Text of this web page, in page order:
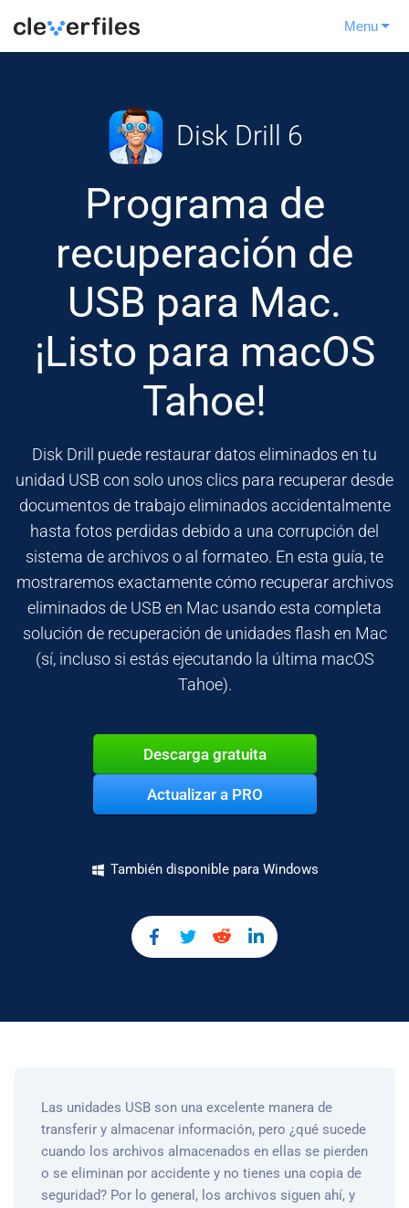
Menu
Disk Drill 6
Programa de
recuperación de
USB para Mac.
¡Listo para macOS
Tahoe!
Disk Drill puede restaurar datos eliminados en tu
unidad USB con solo unos clics para recuperar desde
documentos de trabajo eliminados accidentalmente
hasta fotos perdidas debido a una corrupción del
sistema de archivos o al formateo. En esta guía, te
mostraremos exactamente cómo recuperar archivos
eliminados de USB en Mac usando esta completa
solución de recuperación de unidades flash en Mac
(sí, incluso si estás ejecutando la última macOS
Tahoe).
Descarga gratuita
Actualizar a PRO
También disponible para Windows
Las unidades USB son una excelente manera de
transferir y almacenar información, pero ¿qué sucede
cuando los archivos almacenados en ellas se pierden
o se eliminan por accidente y no tienes una copia de
seguridad? Por lo general, los archivos siguen ahí, y